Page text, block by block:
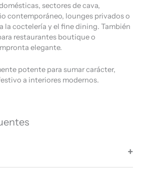
sectores de cava,
contemporáneo, lounges privados o
la coctelería y el fine dining. También
restaurantes boutique o
elegante.
potente para sumar carácter,
a interiores modernos.